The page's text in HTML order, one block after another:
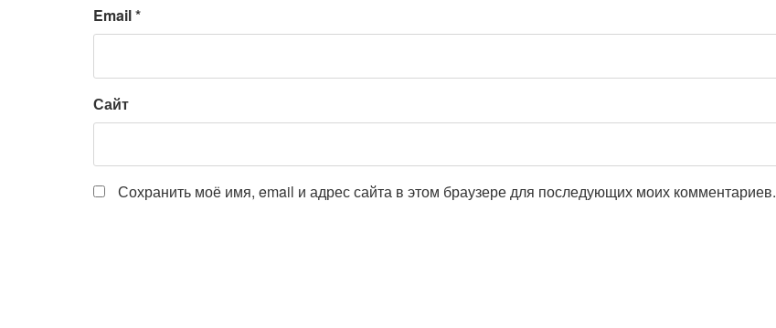
Email*
Сайт
Сохранить моё имя, email и адрес сайта в этом браузере для последующих моих комментариев.